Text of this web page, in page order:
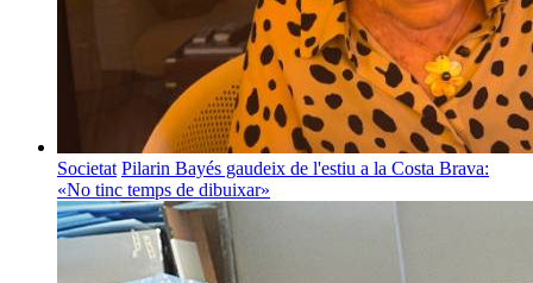
Societat Pilarin Bayés gaudeix de l'estiu a la Costa Brava:
«No tinc temps de dibuixar»